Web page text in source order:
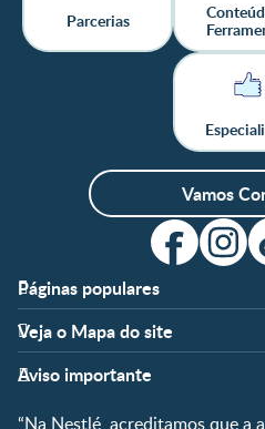
Parcerias
Vamos
Páginas populares
Apoio
FAQ
Nossos Artigos
Veja o Mapa do site
Fases
Pré-Concepção
Gravidez
Aviso importante
“Na Nestlé, acreditamos que a